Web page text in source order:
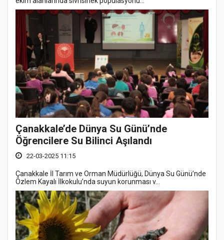
Çanakkale’de Dünya Su Günü’nde
Öğrencilere Su Bilinci Aşılandı
22-03-2025 11:15
Çanakkale İl Tarım ve Orman Müdürlüğü, Dünya Su Günü’nde
Özlem Kayalı İlkokulu’nda suyun korunması v...